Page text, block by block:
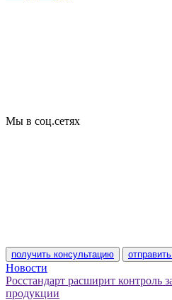
Мы в соц.сетях
получить консультацию
Новости
Росстандарт расширит контроль
продукции